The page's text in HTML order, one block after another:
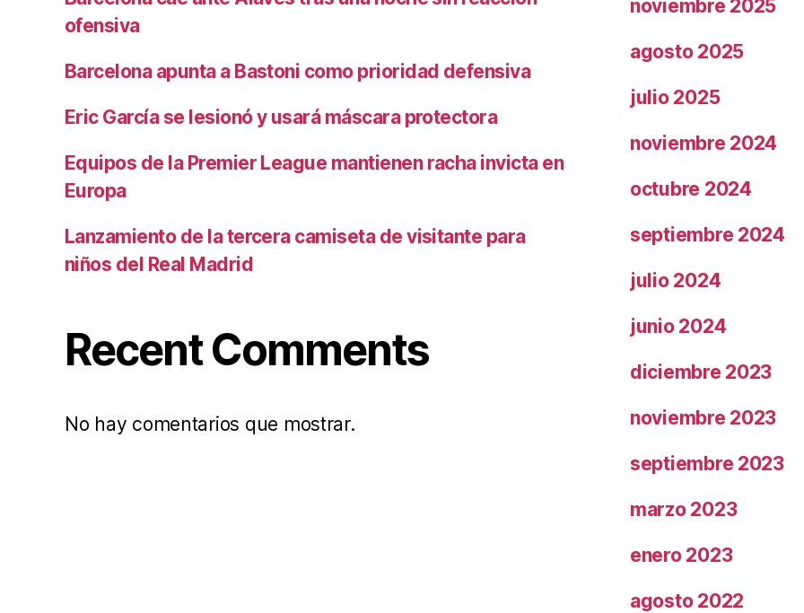
ofensiva
Barcelona apunta a Bastoni como prioridad defensiva
Eric García se lesionó y usará máscara protectora
Equipos de la Premier League mantienen racha invicta en
Europa
Lanzamiento de la tercera camiseta de visitante para
niños del Real Madrid
Recent Comments
No hay comentarios que mostrar.
noviembre 2025
agosto 2025
julio 2025
noviembre 2024
octubre 2024
septiembre 2024
julio 2024
junio 2024
diciembre 2023
noviembre 2023
septiembre 2023
marzo 2023
enero 2023
agosto 2022